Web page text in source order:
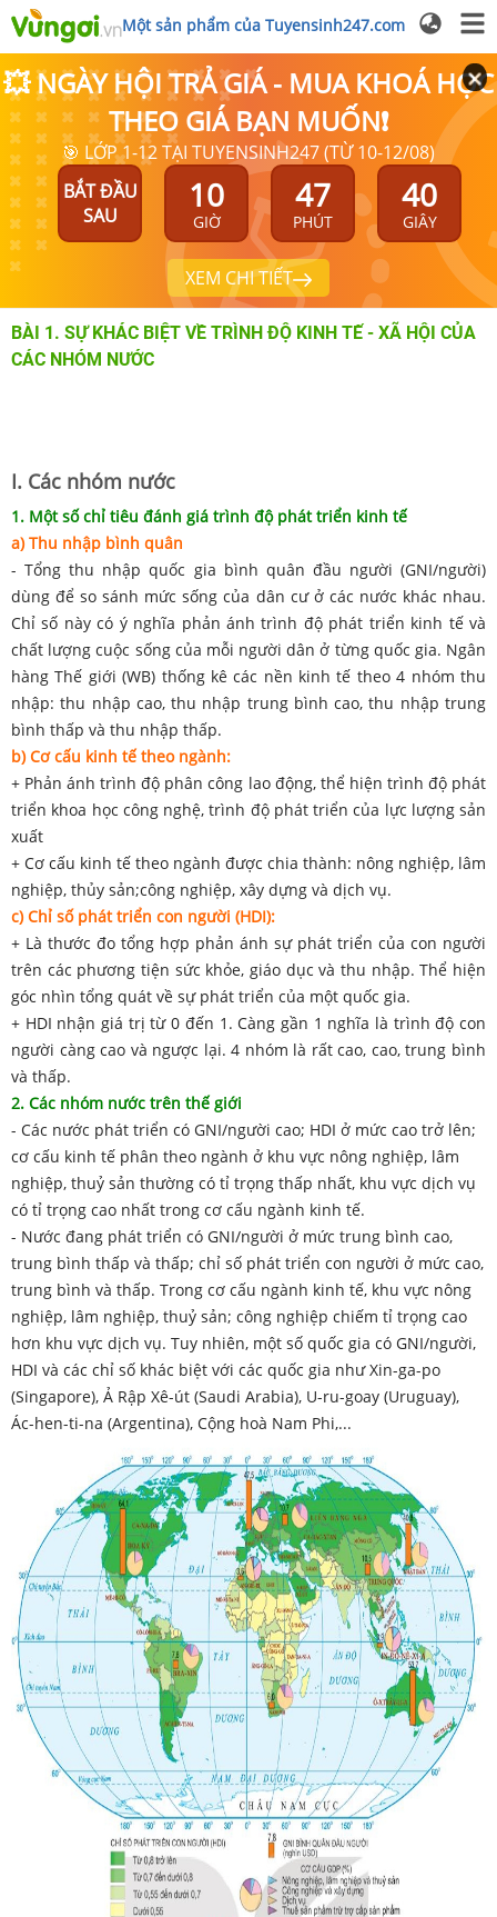
Một sản phẩm của Tuyensinh247.com
💥 NGÀY HỘI TRẢ GIÁ - MUA KHOÁ HỌC
THEO GIÁ BẠN MUỐN❗
🎯 LỚP 1-12 TẠI TUYENSINH247 (TỪ 10-12/08)
BẮT ĐẦU
SAU
10
GIỜ
47
PHÚT
39
GIÂY
XEM CHI TIẾT
BÀI 1. SỰ KHÁC BIỆT VỀ TRÌNH ĐỘ KINH TẾ - XÃ HỘI CỦA
CÁC NHÓM NƯỚC
I. Các nhóm nước
1. Một số chỉ tiêu đánh giá trình độ phát triển kinh tế
a) Thu nhập bình quân
- Tổng thu nhập quốc gia bình quân đầu người (GNI/người)
dùng để so sánh mức sống của dân cư ở các nước khác nhau.
Chỉ số này có ý nghĩa phản ánh trình độ phát triển kinh tế và
chất lượng cuộc sống của mỗi người dân ở từng quốc gia. Ngân
hàng Thế giới (WB) thống kê các nền kinh tế theo 4 nhóm thu
nhập: thu nhập cao, thu nhập trung bình cao, thu nhập trung
bình thấp và thu nhập thấp.
b) Cơ cấu kinh tế theo ngành:
+ Phản ánh trình độ phân công lao động, thể hiện trình độ phát
triển khoa học công nghệ, trình độ phát triển của lực lượng sản
xuất
+ Cơ cấu kinh tế theo ngành được chia thành: nông nghiệp, lâm
nghiệp, thủy sản;công nghiệp, xây dựng và dịch vụ.
c) Chỉ số phát triển con người (HDI):
+ Là thước đo tổng hợp phản ánh sự phát triển của con người
trên các phương tiện sức khỏe, giáo dục và thu nhập. Thể hiện
góc nhìn tổng quát về sự phát triển của một quốc gia.
+ HDI nhận giá trị từ 0 đến 1. Càng gần 1 nghĩa là trình độ con
người càng cao và ngược lại. 4 nhóm là rất cao, cao, trung bình
và thấp.
2. Các nhóm nước trên thế giới
- Các nước phát triển có GNI/người cao; HDI ở mức cao trở lên;
cơ cấu kinh tế phân theo ngành ở khu vực nông nghiệp, lâm
nghiệp, thuỷ sản thường có tỉ trọng thấp nhất, khu vực dịch vụ
có tỉ trọng cao nhất trong cơ cấu ngành kinh tế.
- Nước đang phát triển có GNI/người ở mức trung bình cao,
trung bình thấp và thấp; chỉ số phát triển con người ở mức cao,
trung bình và thấp. Trong cơ cấu ngành kinh tế, khu vực nông
nghiệp, lâm nghiệp, thuỷ sản; công nghiệp chiếm tỉ trọng cao
hơn khu vực dịch vụ. Tuy nhiên, một số quốc gia có GNI/người,
HDI và các chỉ số khác biệt với các quốc gia như Xin-ga-po
(Singapore), Ả Rập Xê-út (Saudi Arabia), U-ru-goay (Uruguay),
Ác-hen-ti-na (Argentina), Cộng hoà Nam Phi,...